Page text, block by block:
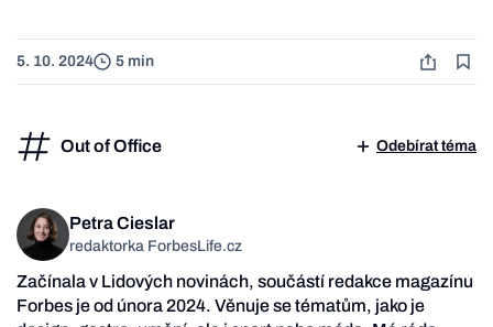
5. 10. 2024 5 min
Out of Office Odebírat téma
Petra Cieslar
redaktorka ForbesLife.cz
Začínala v Lidových novinách, součástí redakce magazínu
Forbes je od února 2024. Věnuje se tématům, jako je